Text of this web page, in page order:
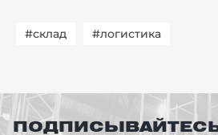
#склад #логистика